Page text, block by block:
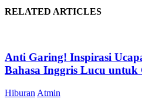
RELATED ARTICLES
Anti Garing! Inspirasi
Bahasa Inggris Lucu untuk
Hiburan Atmin